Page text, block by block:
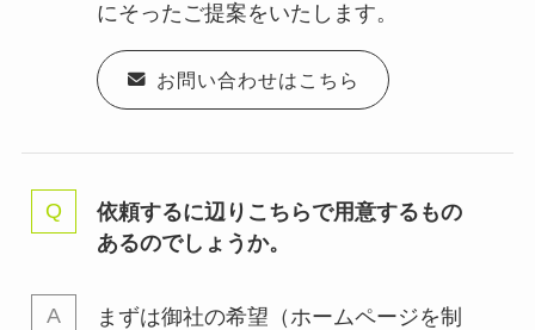
にそったご提案をいたします。
お問い合わせはこちら
依頼するに辺りこちらで用意するもの
あるのでしょうか。
まずは御社の希望（ホームページを制